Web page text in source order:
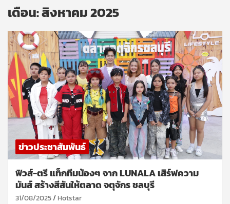
เดือน:สิงหาคม 2025
ข่าวประชาสัมพันธ์
ฟิวส์-ตรี แท็กทีมน้องๆ จาก LUNALA เสิร์ฟความ
มันส์ สร้างสีสันให้ตลาด จตุจักร ชลบุรี
31/08/2025 Hotstar